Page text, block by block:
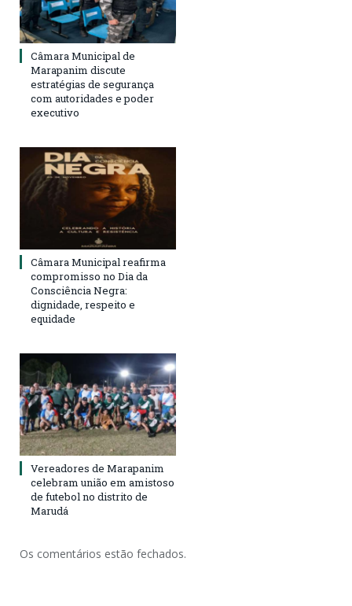
Câmara Municipal de
Marapanim discute
estratégias de segurança
com autoridades e poder
executivo
Câmara Municipal reafirma
compromisso no Dia da
Consciência Negra:
dignidade, respeito e
equidade
Vereadores de Marapanim
celebram união em amistoso
de futebol no distrito de
Marudá
Os comentários estão fechados.